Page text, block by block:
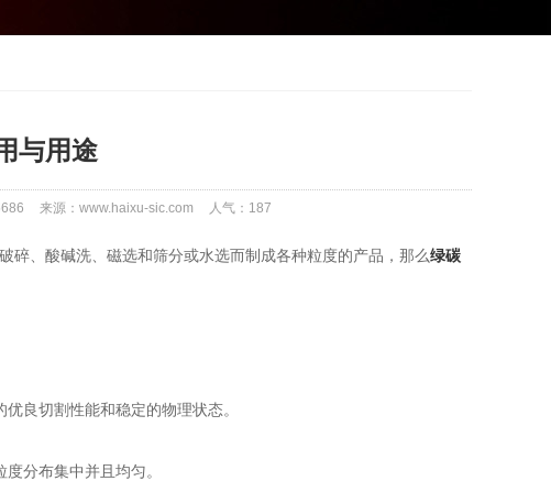
与用途
来源：www.haixu-sic.com 人气： 187
、酸碱洗、磁选和筛分或水选而制成各种粒度的产品，那么绿碳
良切割性能和稳定的物理状态。
分布集中并且均匀。